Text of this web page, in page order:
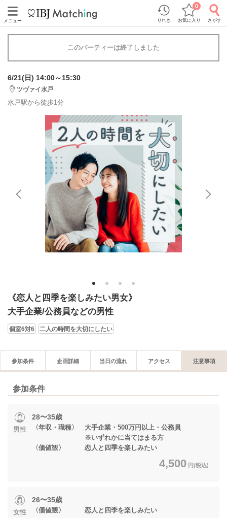
メニュー りれき お気に入り
0
さがす
このパーティーは終了しました
6/21(日) 14:00～15:30
ツヴァイ水戸
水戸駅から徒歩1分
1 2 3 4
《恋人と四季を楽しみたい男女》
大手企業/公務員などの男性
個室6対6 二人の時間を大切にしたい
参加条件 企画詳細 当日の流れ アクセス 注意事項
参加条件
男性
28〜35歳
〈年収・職種〉 大手企業・500万円以上・公務員
※いずれかに当てはまる方
〈価値観〉 恋人と四季を楽しみたい
4,500 円(税込)
女性
26〜35歳
〈価値観〉 恋人と四季を楽しみたい